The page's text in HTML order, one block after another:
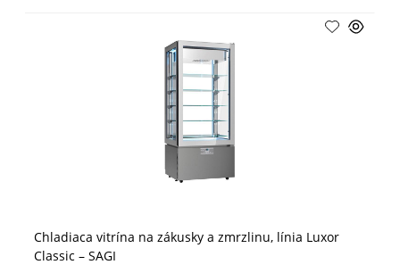
Chladiaca vitrína na zákusky a zmrzlinu, línia Luxor
Classic – SAGI